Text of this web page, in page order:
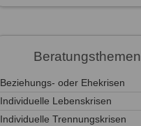
Beratungsthemen
Beziehungs- oder Ehekrisen
Individuelle Lebenskrisen
Individuelle Trennungskrisen